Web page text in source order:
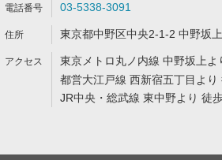
03-5338-3091
東京都中野区中央2-1-2 中野坂
東京メトロ丸ノ内線 中野坂上よ
都営大江戸線 西新宿五丁目より
JR中央・総武線 東中野より 徒